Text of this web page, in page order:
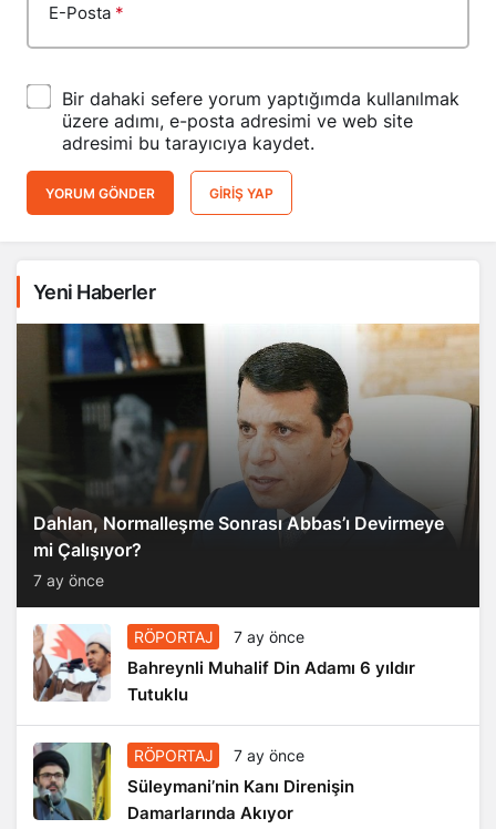
E-Posta *
Bir dahaki sefere yorum yaptığımda kullanılmak
üzere adımı, e-posta adresimi ve web site
adresimi bu tarayıcıya kaydet.
YORUM GÖNDER GIRIŞ YAP
Yeni Haberler
Dahlan, Normalleşme Sonrası Abbas’ı Devirmeye
mi Çalışıyor?
7 ay önce
RÖPORTAJ 7 ay önce
Bahreynli Muhalif Din Adamı 6 yıldır
Tutuklu
RÖPORTAJ 7 ay önce
Süleymani’nin Kanı Direnişin
Damarlarında Akıyor